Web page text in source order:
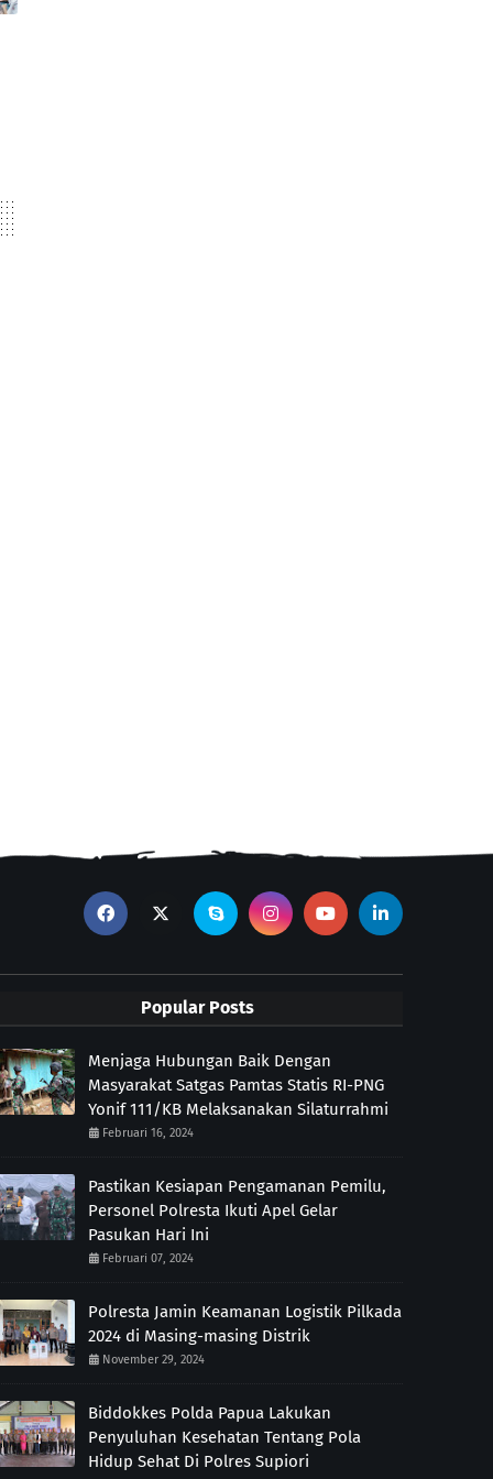
Popular Posts
Menjaga Hubungan Baik Dengan
Masyarakat Satgas Pamtas Statis RI-PNG
Yonif 111/KB Melaksanakan Silaturrahmi
Februari 16, 2024
Pastikan Kesiapan Pengamanan Pemilu,
Personel Polresta Ikuti Apel Gelar
Pasukan Hari Ini
Februari 07, 2024
Polresta Jamin Keamanan Logistik Pilkada
2024 di Masing-masing Distrik
November 29, 2024
Biddokkes Polda Papua Lakukan
Penyuluhan Kesehatan Tentang Pola
Hidup Sehat Di Polres Supiori